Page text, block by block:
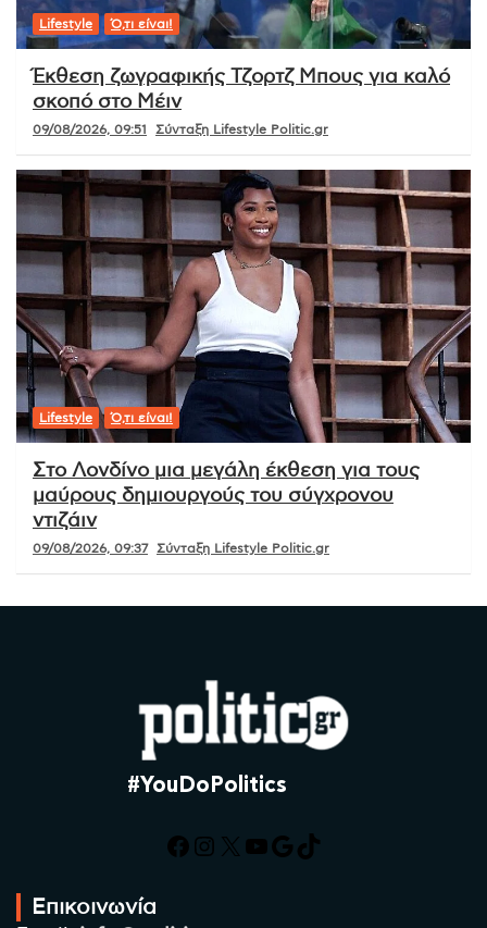
Lifestyle Ό,τι είναι!
Έκθεση ζωγραφικής Τζορτζ Μπους για καλό
σκοπό στο Μέιν
09/08/2026, 09:51 Σύνταξη Lifestyle Politic.gr
Lifestyle Ό,τι είναι!
Στο Λονδίνο μια μεγάλη έκθεση για τους
μαύρους δημιουργούς του σύγχρονου
ντιζάιν
09/08/2026, 09:37 Σύνταξη Lifestyle Politic.gr
#YouDoPolitics
Facebook
Instagram
X YouTube
Google
TikTok
Επικοινωνία